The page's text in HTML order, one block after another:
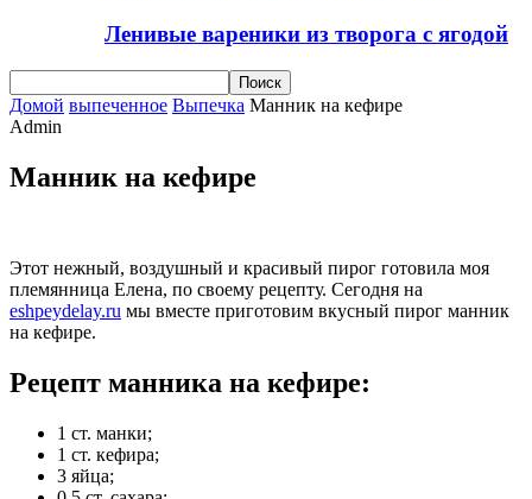
Ленивые вареники из творога с ягодой
Домой выпеченное Выпечка Манник на кефире
Admin
Манник на кефире
Этот нежный, воздушный и красивый пирог готовила моя
племянница Елена, по своему рецепту. Сегодня на
eshpeydelay.ru мы вместе приготовим вкусный пирог манник
на кефире.
Рецепт манника на кефире:
1 ст. манки;
1 ст. кефира;
3 яйца;